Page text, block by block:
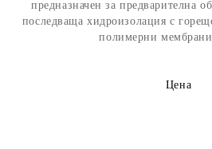
предназначен за предварителна
последваща хидроизолация с
полимерни
Цена